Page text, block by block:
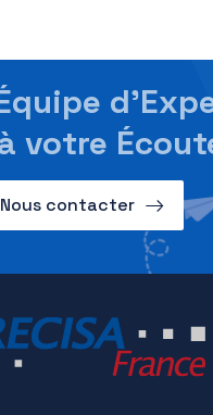
votre
Nous contacter